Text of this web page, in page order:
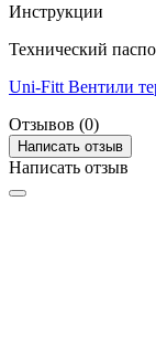
Инструкции
Технический
Uni-Fitt Вентили
Отзывов (0)
Написать отзыв
Написать отзыв